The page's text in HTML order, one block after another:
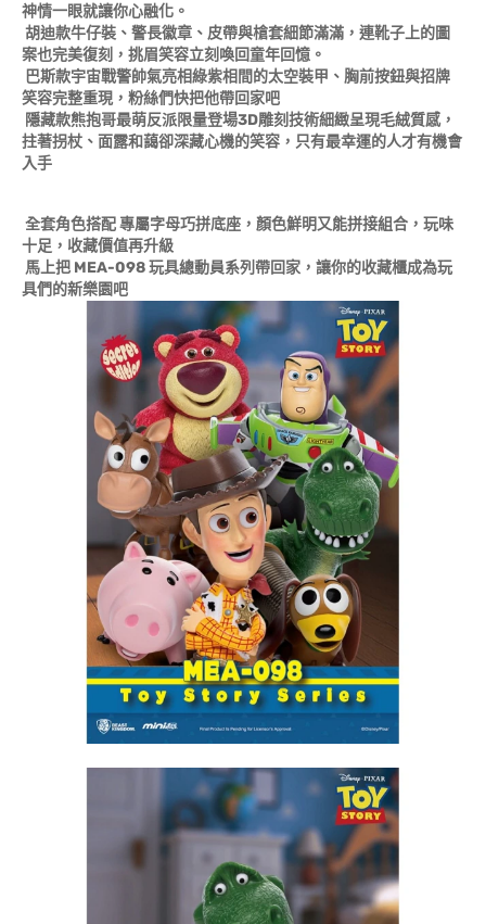
神情一眼就讓你心融化。
胡迪款牛仔裝、警長徽章、皮帶與槍套細節滿滿，連靴子上的圖
案也完美復刻，挑眉笑容立刻喚回童年回憶。
巴斯款宇宙戰警帥氣亮相綠紫相間的太空裝甲、胸前按鈕與招牌
笑容完整重現，粉絲們快把他帶回家吧
隱藏款熊抱哥最萌反派限量登場3D雕刻技術細緻呈現毛絨質感，
拄著拐杖、面露和藹卻深藏心機的笑容，只有最幸運的人才有機會
入手
全套角色搭配 專屬字母巧拼底座，顏色鮮明又能拼接組合，玩味
十足，收藏價值再升級
馬上把 MEA-098 玩具總動員系列帶回家，讓你的收藏櫃成為玩
具們的新樂園吧